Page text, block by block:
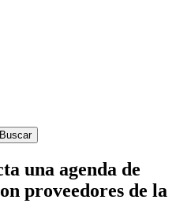
una agenda de
proveedores de la